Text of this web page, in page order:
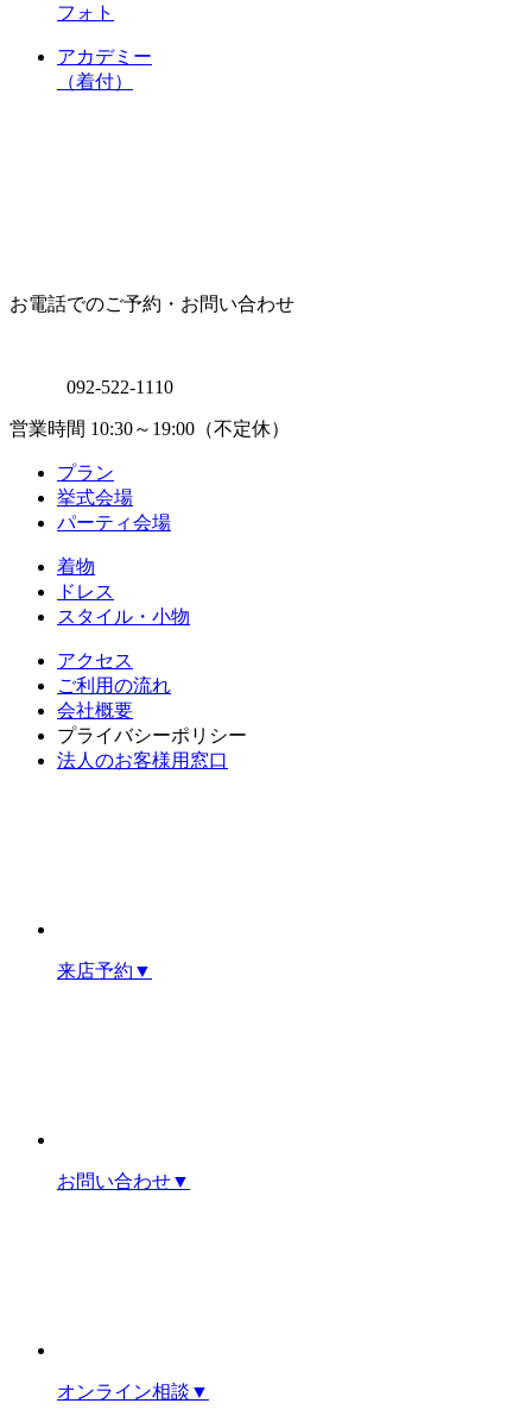
フォト
アカデミー
（着付）
お電話でのご予約・お問い合わせ
092-522-1110
営業時間 10:30～19:00（不定休）
プラン
挙式会場
パーティ会場
着物
ドレス
スタイル・小物
アクセス
ご利用の流れ
会社概要
プライバシーポリシー
法人のお客様用窓口
来店予約 ▼
お問い合わせ▼
オンライン相談 ▼